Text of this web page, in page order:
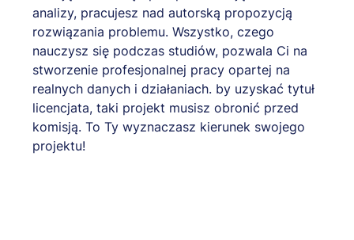
analizy, pracujesz nad autorską propozycją
rozwiązania problemu. Wszystko, czego
nauczysz się podczas studiów, pozwala Ci na
stworzenie profesjonalnej pracy opartej na
realnych danych i działaniach. by uzyskać tytuł
licencjata, taki projekt musisz obronić przed
komisją. To Ty wyznaczasz kierunek swojego
projektu!